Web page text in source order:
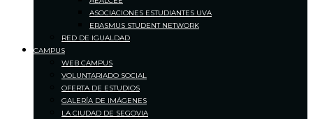
ASOCIACIONES ESTUDIANTES UVA
ERASMUS STUDENT NETWORK
RED DE IGUALDAD
CAMPUS
WEB CAMPUS
VOLUNTARIADO SOCIAL
OFERTA DE ESTUDIOS
GALERÍA DE IMÁGENES
LA CIUDAD DE SEGOVIA